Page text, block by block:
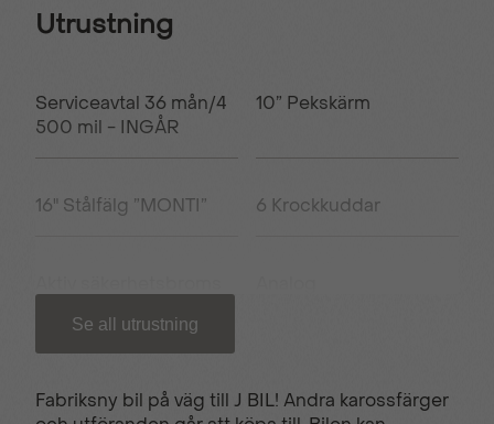
Utrustning
Serviceavtal 36 mån/4
500 mil - INGÅR
10” Pekskärm
16" Stålfälg ”MONTI” 6 Krockkuddar
Blanksvart kylargrill
Se all utrustning
Fabriksny bil på väg till J BIL! Andra karossfärger